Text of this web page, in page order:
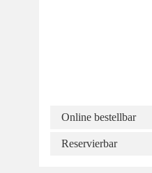
Online bestellbar
Reservierbar